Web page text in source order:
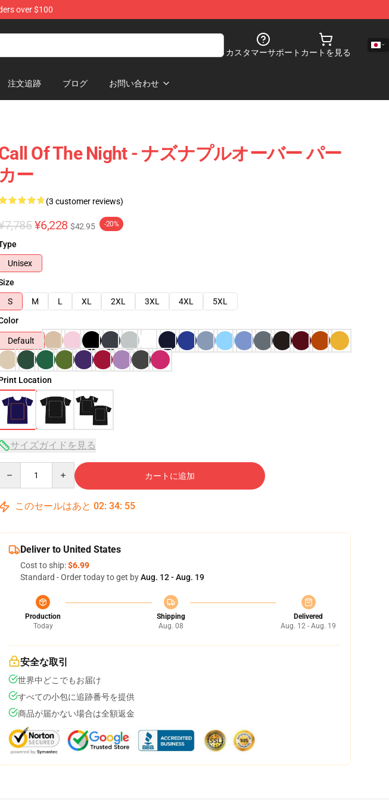
over $100
カスタマーサポート カートを見る
注文追跡 ブログ お問い合わせ
Of The Night - ナズナプルオーバー パー
カー
(3 customer reviews)
¥6,228 $42.95 -20%
Unisex
S
M L XL 2XL 3XL 4XL
5XL
Default
Location
サイズガイドを見る
カートに追加
このセールはあと 02: 34: 54
Deliver to United States
Cost to ship:$6.99
Standard - Order today to get byAug. 12 - Aug. 19
Production
Today
Shipping
Aug. 08
Delivered
Aug. 12 - Aug. 19
安全な取引
世界中どこでもお届け
すべての小包に追跡番号を提供
商品が届かない場合は全額返金